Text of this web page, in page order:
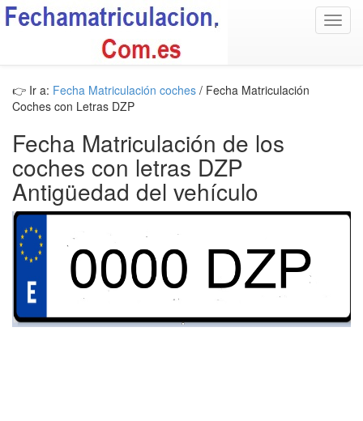
👉 Ir a: Fecha Matriculación coches / Fecha Matriculación
Coches con Letras DZP
Fecha Matriculación de los
coches con letras DZP
Antigüedad del vehículo